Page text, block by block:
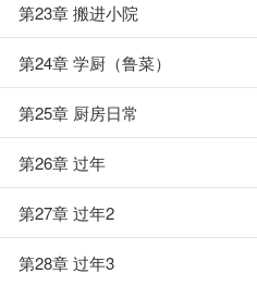
第23章 搬进小院
第24章 学厨（鲁菜）
第25章 厨房日常
第26章 过年
第27章 过年2
第28章 过年3